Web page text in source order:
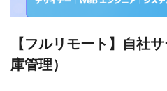
Bootstrap ・貸与物：ノートPC貸
論見書、承認フローの理解または
応経験：セールス部門からの問い
両面から説明できる力 ・Javaスキ
【フルリモート】自社
庫管理）